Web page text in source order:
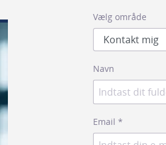
Vælg område
Navn
Email*